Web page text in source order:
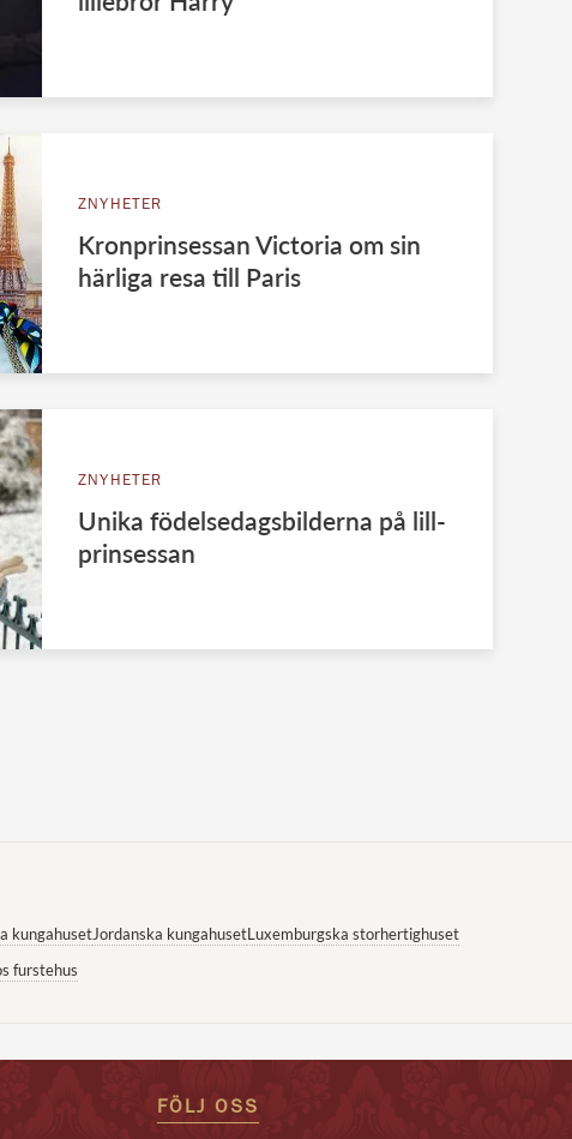
ZNYHETER
Kronprinsessan Victoria om sin
härliga resa till Paris
ZNYHETER
Unika födelsedagsbilderna på lill-
prinsessan
kungahusetJordanska kungahusetLuxemburgska storhertighuset
furstehus
FÖLJ OSS